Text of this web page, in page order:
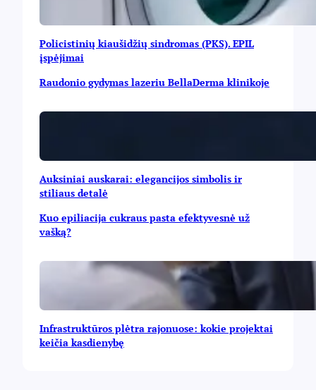
Policistinių kiaušidžių sindromas (PKS). EPIL
įspėjimai
Raudonio gydymas lazeriu BellaDerma klinikoje
Auksiniai auskarai: elegancijos simbolis ir
stiliaus detalė
Kuo epiliacija cukraus pasta efektyvesnė už
vašką?
Infrastruktūros plėtra rajonuose: kokie projektai
keičia kasdienybę